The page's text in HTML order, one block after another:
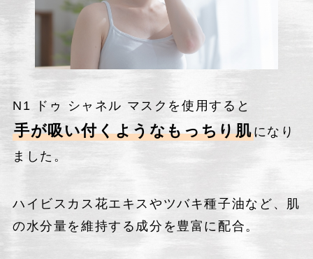
N1 ドゥ シャネル マスクを使用すると
手が吸い付くようなもっちり肌になり
ました。
ハイビスカス花エキスやツバキ種子油など、肌
の水分量を維持する成分を豊富に配合。